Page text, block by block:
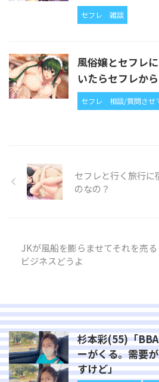
セフレ 雑談
風俗嬢とセフレ
いたらセフレか
セフレ 相談/質問させ
セフレと行く旅行に
のなの？
JKが風船を膨らませてそれを売る
ビジネスどうよ
杉本彩(55)「
ーがくる。需要
すけど」